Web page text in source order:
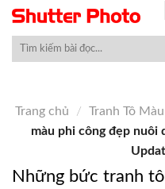
Skip
content
Trang chủ / Tranh Tô
màu phi công đẹp nuôi
Những bức tranh